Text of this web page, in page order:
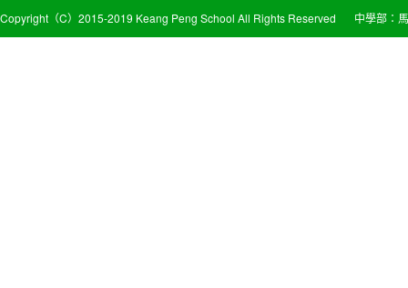
Copyright（C）2015-2019 Keang Peng School All Rights Reserved 中學部：